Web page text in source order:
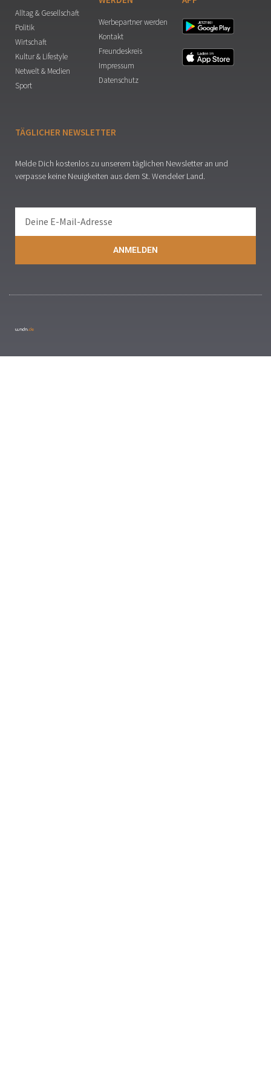
Alltag & Gesellschaft
Politik
Wirtschaft
Kultur & Lifestyle
Netwelt & Medien
Sport
Werbepartner werden
Kontakt
Freundeskreis
Impressum
Datenschutz
TÄGLICHER NEWSLETTER
Melde Dich kostenlos zu unserem täglichen Newsletter an und
verpasse keine Neuigkeiten aus dem St. Wendeler Land.
ANMELDEN